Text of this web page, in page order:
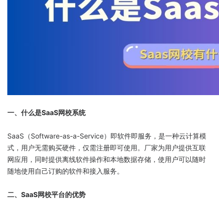
一、什么是SaaS网校系统
SaaS（Software-as-a-Service）即软件即服务，是一种云计算模
式，用户无需购买硬件，仅需注册即可使用。厂家为用户提供互联
网应用，同时提供离线软件操作和本地数据存储，使用户可以随时
随地使用自己订购的软件和接入服务。
二、SaaS网校平台的优势